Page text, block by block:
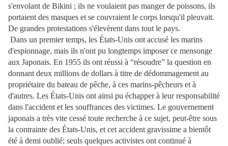
s'envolant de Bikini ; ils ne voulaient pas manger de poissons, ils
portaient des masques et se couvraient le corps lorsqu'il pleuvait.
De grandes protestations s'élevèrent dans tout le pays.
Dans un premier temps, les États-Unis ont accusé les marins
d'espionnage, mais ils n'ont pu longtemps imposer ce mensonge
aux Japonais. En 1955 ils ont réussi à “résoudre” la question en
donnant deux millions de dollars à titre de dédommagement au
propriétaire du bateau de pêche, à ces marins-pêcheurs et à
d'autres. Les États-Unis ont ainsi pu échapper à leur responsabilité
dans l'accident et les souffrances des victimes. Le gouvernement
japonais a très vite cessé toute recherche à ce sujet, peut-être sous
la contrainte des États-Unis, et cet accident gravissime a bientôt
été à demi oublié; seuls quelques activistes ont continué à